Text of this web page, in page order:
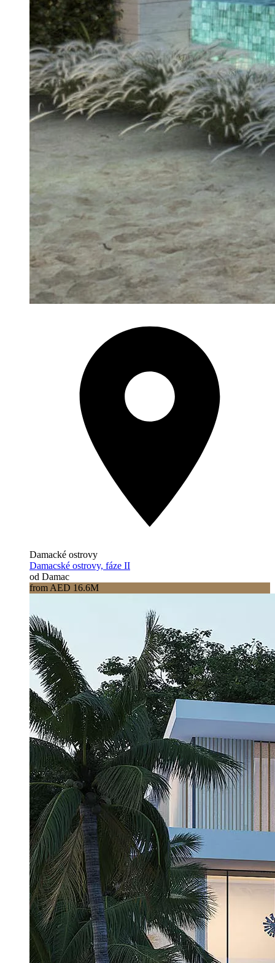
Damacké ostrovy
Damacské ostrovy, fáze II
od Damac
from AED 16.6M